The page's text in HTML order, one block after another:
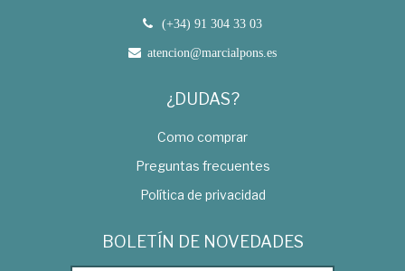
(+34) 91 304 33 03
atencion@marcialpons.es
¿DUDAS?
Como comprar
Preguntas frecuentes
Política de privacidad
BOLETÍN DE NOVEDADES